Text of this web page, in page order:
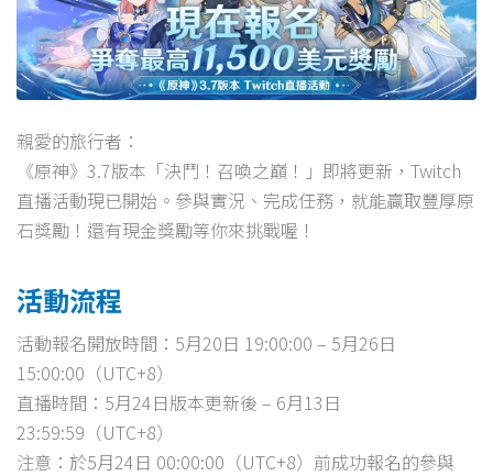
親愛的旅行者：
《原神》3.7版本「決鬥！召喚之巔！」即將更新，Twitch
直播活動現已開始。參與實況、完成任務，就能贏取豐厚原
石獎勵！還有現金獎勵等你來挑戰喔！
活動流程
活動報名開放時間：5月20日 19:00:00 – 5月26日
15:00:00（UTC+8）
直播時間：5月24日版本更新後 – 6月13日
23:59:59（UTC+8）
注意：於5月24日 00:00:00（UTC+8）前成功報名的參與